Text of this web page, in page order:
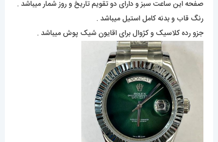
صفحه این ساعت سبز و دارای دو تقویم تاریخ و روز شمار میباشد .
رنگ قاب و بدنه کامل استیل میباشد .
جزو رده کلاسیک و کژوال برای اقایون شیک پوش میباشد .